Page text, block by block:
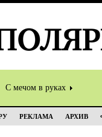
С мечом в руках
РЕКЛАМА АРХИВ